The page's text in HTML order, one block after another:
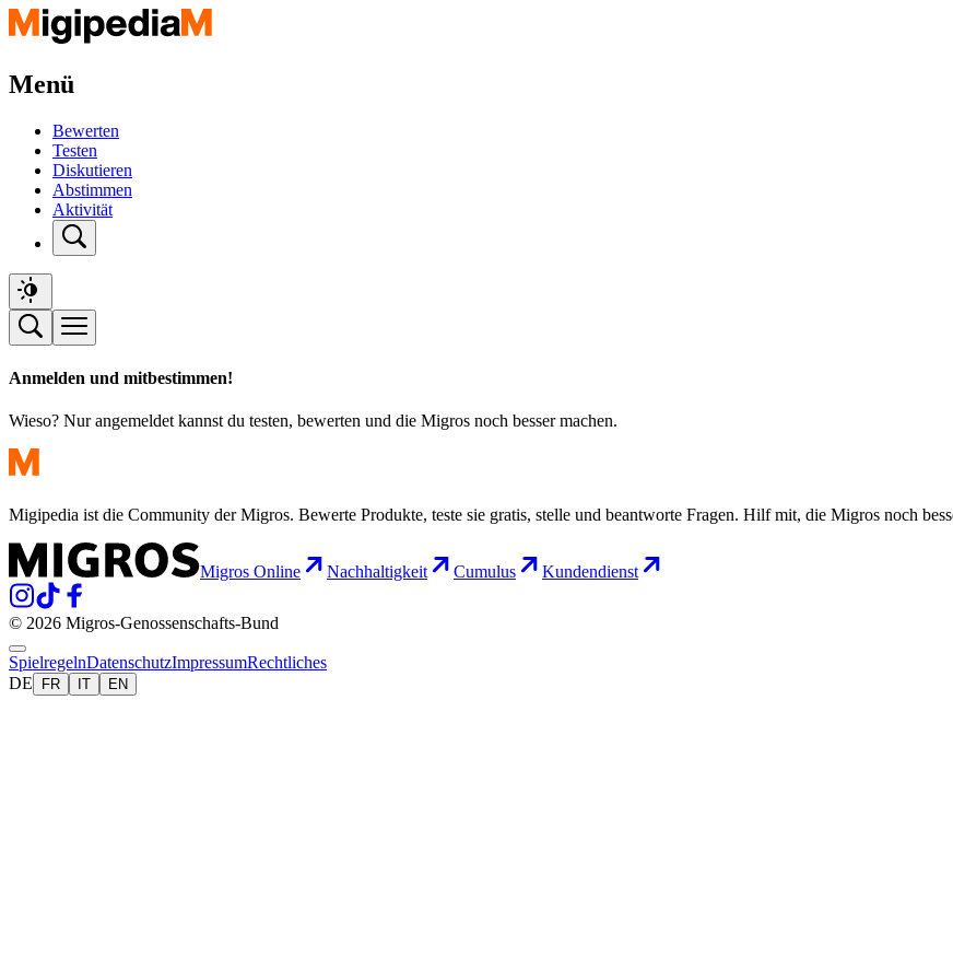
Menü
Bewerten
Testen
Diskutieren
Abstimmen
Aktivität
Anmelden und mitbestimmen!
Wieso? Nur angemeldet kannst du testen, bewerten und die Migros noch besser machen.
Migipedia ist die Community der Migros. Bewerte Produkte, teste sie gratis, stelle und beantworte Fragen. Hilf mit, die Migros noch
Migros Online Nachhaltigkeit Cumulus Kundendienst
© 2026 Migros-Genossenschafts-Bund
SpielregelnDatenschutzImpressumRechtliches
DE
FR IT EN